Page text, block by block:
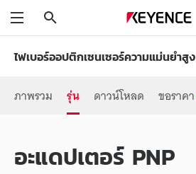
ไฟเบอร์ออปติกเซนเซอร์ความแม่นยำสูง
ภาพรวม
รุ่น ดาวน์โหลด ขอราคา
อะแดปเตอร์ PNP